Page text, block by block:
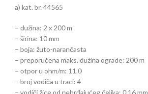
a) kat. br. 44565
– dužina: 2 x 200 m
– širina: 10 mm
– boja: žuto-narančasta
– preporučena maks. dužina ograde: 200 m
– otpor u ohm/m: 11.0
– broj vodiča u traci: 4